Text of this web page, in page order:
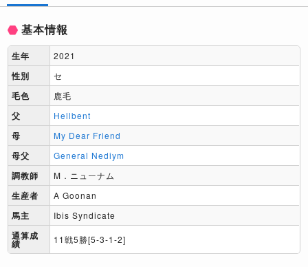
基本情報
生年 2021
性別 セ
毛色 鹿毛
父 Hellbent
母 My Dear Friend
母父 General Nediym
調教師 M．ニューナム
生産者 A Goonan
馬主 Ibis Syndicate
通算成
績 11戦5勝[5-3-1-2]